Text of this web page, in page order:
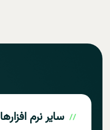
سایرنرم افزارها